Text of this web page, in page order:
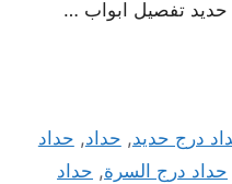
حديد تفصيل ابواب …
درج حديد, حداد, حداد
حداد درج السرة, حداد